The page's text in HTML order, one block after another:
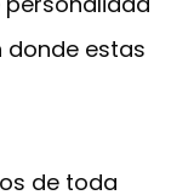
donde estas
de toda